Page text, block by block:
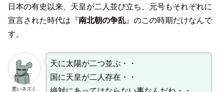
日本の有史以来、天皇が二人並び立ち、元号もそれぞれに
宣言された時代は『 南北朝の争乱』のこの時期だけなんで
す。
悪いネズミ
天に太陽が二つ並ぶ・・
国に天皇が二人存在・・